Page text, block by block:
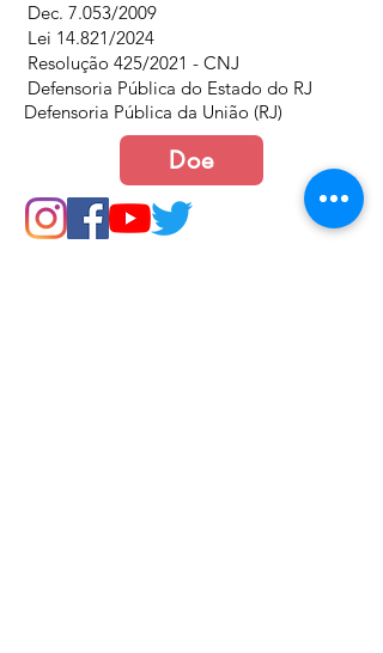
Dec. 7.053/2009
Lei 14.821/2024
Resolução 425/2021 - CNJ
Defensoria Pública do Estado do RJ
Defensoria Pública da União (RJ)
Doe